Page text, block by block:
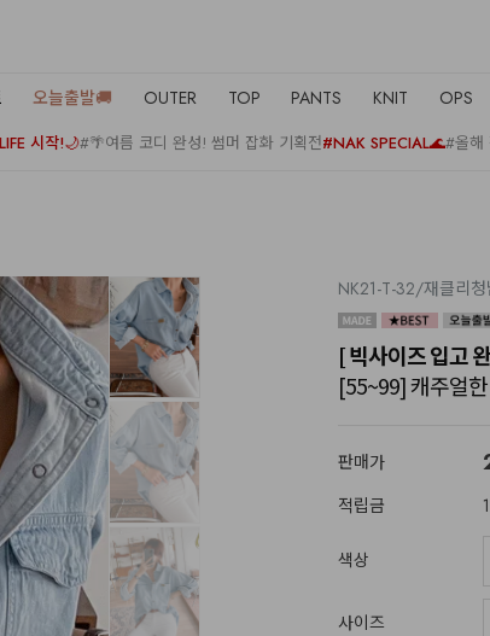
오늘출발🚚 OUTER TOP PANTS KNIT OPS
시작!🌙#🌴여름 코디 완성! 썸머 잡화 기획전#NAK SPECIAL🌊#올해
NK21-T-32/재클리청
[ 빅사이즈 입고
[55~99] 캐주얼
판매가
적립금
색상
사이즈